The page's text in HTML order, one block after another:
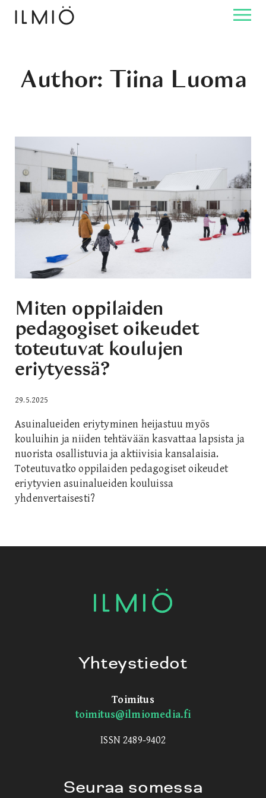
Author: Tiina Luoma
Miten oppilaiden
pedagogiset oikeudet
toteutuvat koulujen
eriytyessä?
29.5.2025
Asuinalueiden eriytyminen heijastuu myös
kouluihin ja niiden tehtävään kasvattaa lapsista ja
nuorista osallistuvia ja aktiivisia kansalaisia.
Toteutuvatko oppilaiden pedagogiset oikeudet
eriytyvien asuinalueiden kouluissa
yhdenvertaisesti?
Yhteystiedot
Toimitus
toimitus@ilmiomedia.fi
ISSN 2489-9402
Seuraa somessa